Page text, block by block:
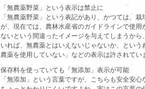
「無農薬野菜」という表示は禁止に
「無農薬野菜」という表記があり、かつては、
が、現在では、農林水産省のガイドラインで使
ないという間違ったイメージを与えてしまうか
いれば、無農薬とはいえないじゃないか、とい
農薬を使用していない」などの表示は許されてい
保存料を使っていても「無添加」表示が可能
「無添加」という言葉ですが、こちらも安全安